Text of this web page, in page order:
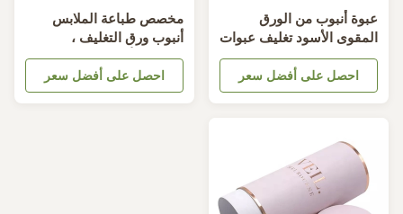
أنبوب من الورق
الأسود تغليف عبوات
المستديرة لزجاجات
التجميل
احصل على أفضل سعر
مخصص طباعة الملابس
أنبوب ورق التغليف ،
الجوارب أنبوب كرتون
احصل على أفضل سعر